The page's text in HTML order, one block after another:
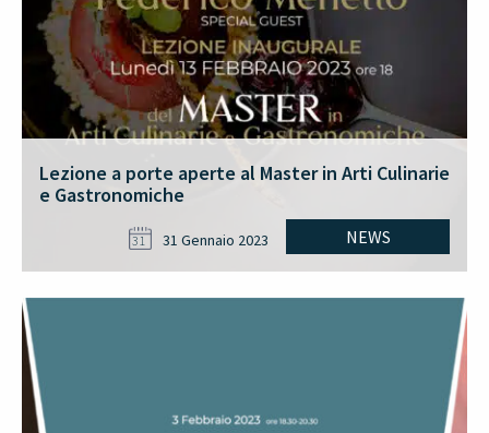
Lezione a porte aperte al Master in Arti Culinarie
e Gastronomiche
NEWS
31 31 Gennaio 2023